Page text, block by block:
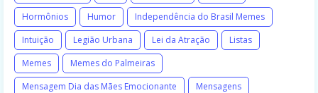
Hormônios
Humor
Independência do Brasil Memes
Intuição
Legião Urbana Lei da Atração
Listas
Memes
Memes do Palmeiras
Mensagem Dia das Mães Emocionante
Mensagens